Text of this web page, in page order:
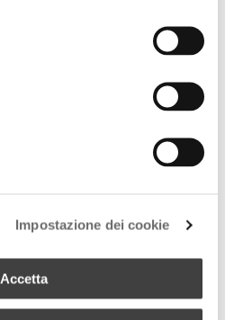
Impostazione dei cookie
Accetta